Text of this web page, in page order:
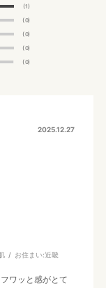
(1)
(0)
(0)
(0)
(0)
2025.12.27
お住まい:近畿
ワッと感がとて